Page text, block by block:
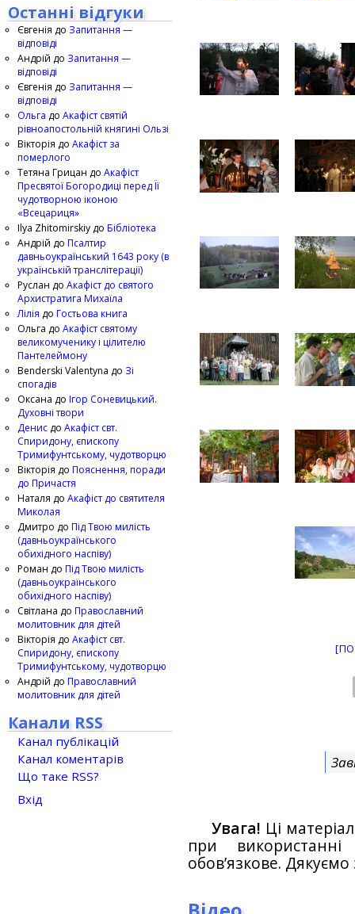
Увага! Ці
при
обов’язкове.
Останні відгуки
Євгенія до Запитання —
відповіді
Андрій до Запитання —
відповіді
Євгенія до Запитання —
відповіді
Ольга до Акафіст святій
рівноапостольній княгині Ользі
Вікторія до Акафіст за
померлого
Тетяна Грицан до Акафіст
Пресвятої Богородиці перед Її
чудотворною іконою
«Всецариця»
Ilya Zhitomirskiy до Бібліотека
Андрій до Псалтир
давньоукраїнський 1643 року (в
українській транслітерації)
Руслан до Акафіст до святого
Архистратига Михаїла
Лілія до Гостьова книга
Ольга до Акафіст святому
великомученику і цілителю
Пантелеймону
Benderski Valentyna до Зі
спогадів
Оксана до Ігор Соневицький.
Духовні твори
Денис до Акафіст свт.
Спиридону, єпископу
Тримифунтському, чудотворцю
Вікторія до Пояснення, поради
до Причастя
Наталя до Акафіст до святителя
Миколая
Дмитро до Під Твою милість
(давньоукраїнського
обихідного наспіву)
Роман до Під Твою милість
(давньоукраїнського
обихідного наспіву)
Світлана до Православний
молитовник для дітей
Вікторія до Акафіст свт.
Спиридону, єпископу
Тримифунтському, чудотворцю
Андрій до Православний
молитовник для дітей
Канали RSS
Канал публікацій
Канал коментарів
Що таке RSS?
Вхід